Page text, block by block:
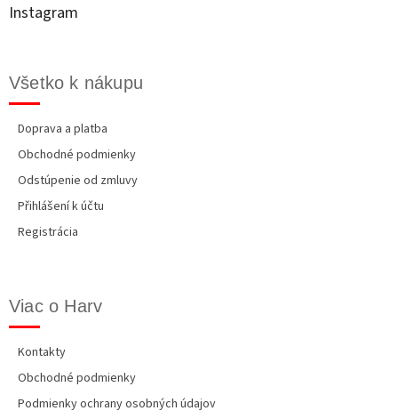
Instagram
Všetko k nákupu
Doprava a platba
Obchodné podmienky
Odstúpenie od zmluvy
Přihlášení k účtu
Registrácia
Viac o Harv
Kontakty
Obchodné podmienky
Podmienky ochrany osobných údajov